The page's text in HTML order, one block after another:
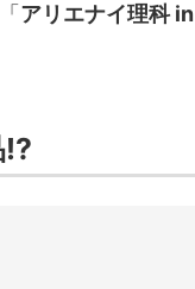
アリエナイ理科